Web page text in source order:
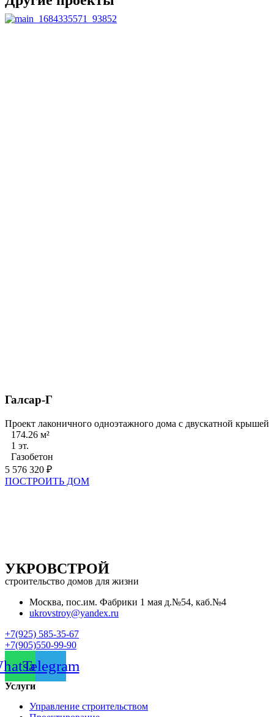
Галсар-Г
Проект лаконичного одноэтажного дома с двускатной крышей
174.26 м²
1 эт.
Газобетон
5 576 320 ₽
ПОСТРОИТЬ ДОМ
УКРОВСТРОЙ
строительство домов для жизни
Москва, пос.им. Фабрики 1 мая д.№54, каб.№4
ukrovstroy@yandex.ru
+7(925) 585-35-67
+7(905)550-99-90
Telegram
Услуги
Управление строительством